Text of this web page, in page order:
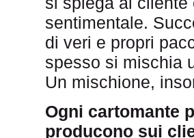
sentimentale.
di veri e propri
spesso si mischia
Un mischione,
Ogni cartomante
producono sui